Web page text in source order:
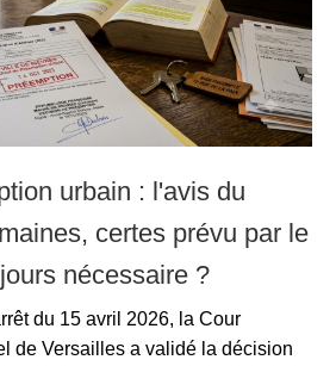
urbain : l'avis du
certes prévu par le
nécessaire ?
du 15 avril 2026, la Cour
de Versailles a validé la décision